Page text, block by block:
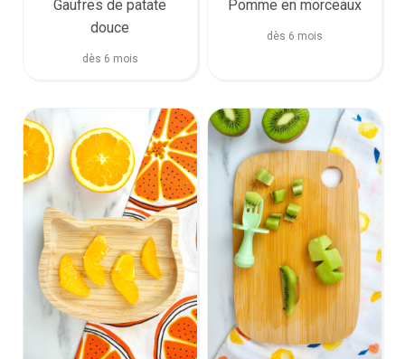
Gaufres de patate
douce
dès 6 mois
Pomme en morceaux
dès 6 mois